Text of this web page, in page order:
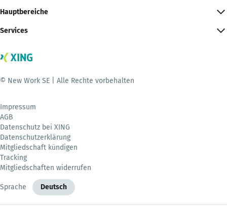
Hauptbereiche
Services
© New Work SE | Alle Rechte vorbehalten
Impressum
AGB
Datenschutz bei XING
Datenschutzerklärung
Mitgliedschaft kündigen
Tracking
Mitgliedschaften widerrufen
Sprache Deutsch